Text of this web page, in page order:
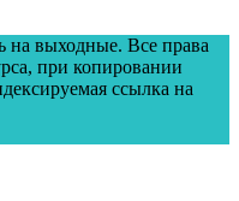
на выходные. Все права
при копировании
ссылка на